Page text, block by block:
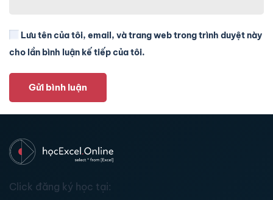
Lưu tên của tôi, email, và trang web trong trình duyệt này
cho lần bình luận kế tiếp của tôi.
Gửi bình luận
Click đăng ký học tại: